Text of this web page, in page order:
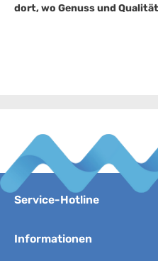
dort, wo Genuss und
Service-Hotline
Informationen